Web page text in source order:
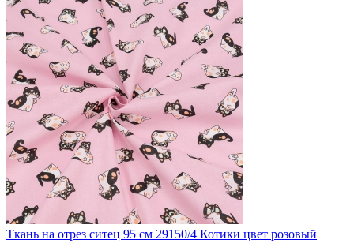
Ткань на отрез ситец 95 см 29150/4 Котики цвет розовый